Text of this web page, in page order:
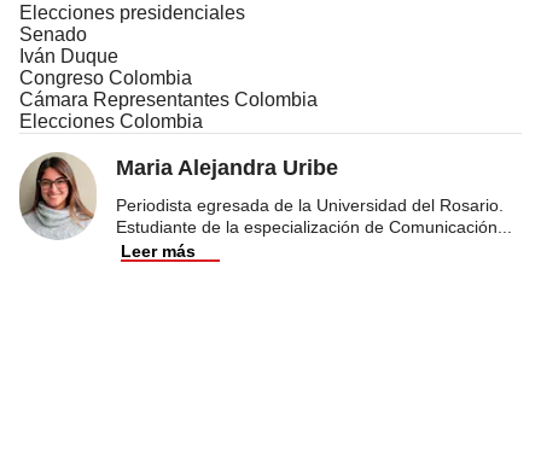
Elecciones presidenciales
Senado
Iván Duque
Congreso Colombia
Cámara Representantes Colombia
Elecciones Colombia
Maria Alejandra Uribe
Periodista egresada de la Universidad del Rosario.
Estudiante de la especialización de Comunicación
Leer más